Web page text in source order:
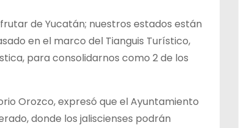
de Yucatán; nuestros estados están
en el marco del Tianguis Turístico,
para consolidarnos como 2 de los
Orozco, expresó que el Ayuntamiento
donde los jaliscienses podrán